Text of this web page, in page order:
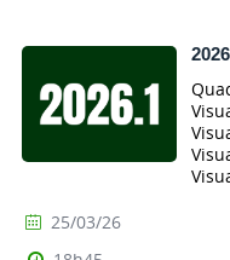
25/03/26